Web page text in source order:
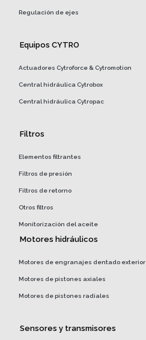
Regulación de ejes
Equipos CYTRO
Actuadores Cytroforce & Cytromotion
Central hidráulica Cytrobox
Central hidráulica Cytropac
Filtros
Elementos filtrantes
Filtros de presión
Filtros de retorno
Otros filtros
Monitorización del aceite
Motores hidráulicos
Motores de engranajes dentado exterior
Motores de pistones axiales
Motores de pistones radiales
Sensores y transmisores